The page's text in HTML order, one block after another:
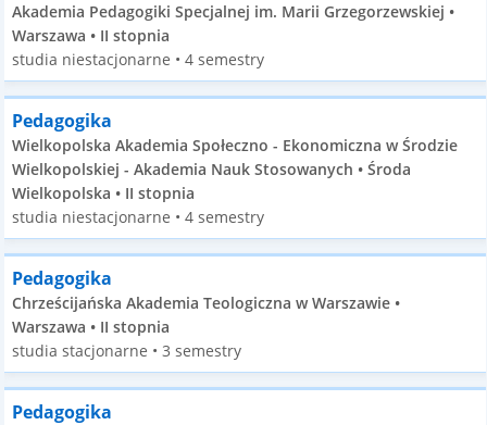
Akademia Pedagogiki Specjalnej im. Marii Grzegorzewskiej •
Warszawa • II stopnia
studia niestacjonarne • 4 semestry
Pedagogika
Wielkopolska Akademia Społeczno - Ekonomiczna w Środzie
Wielkopolskiej - Akademia Nauk Stosowanych • Środa
Wielkopolska • II stopnia
studia niestacjonarne • 4 semestry
Pedagogika
Chrześcijańska Akademia Teologiczna w Warszawie •
Warszawa • II stopnia
studia stacjonarne • 3 semestry
Pedagogika